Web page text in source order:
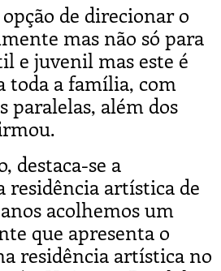
de direcionar o
mas não só para
e juvenil mas este é
toda a família, com
paralelas, além dos
destaca-se a
residência artística de
anos acolhemos um
que apresenta o
residência artística no